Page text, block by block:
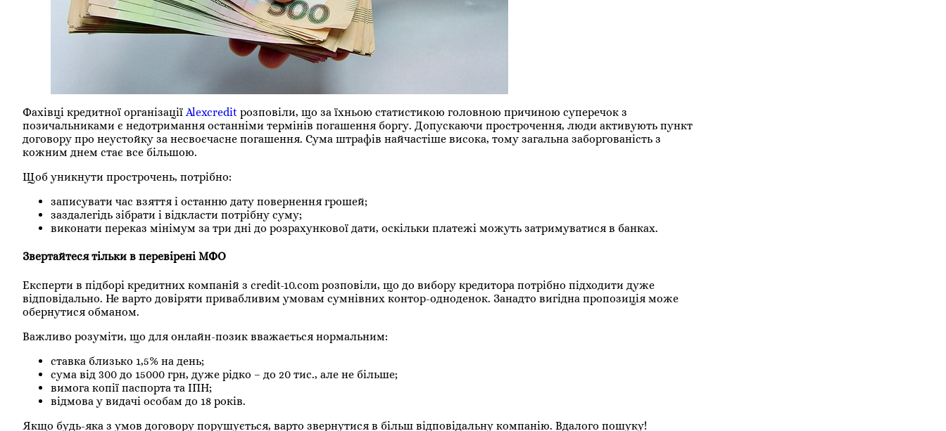
Фахівці кредитної організаціїAlexcredit розповіли, що за їхньою статистикою головною причиною суперечок з
позичальниками є недотримання останніми термінів погашення боргу. Допускаючи прострочення, люди активують пункт
договору про неустойку за несвоєчасне погашення. Сума штрафів найчастіше висока, тому загальна заборгованість з
кожним днем ​​стає все більшою.
Щоб уникнути прострочень, потрібно:
записувати час взяття і останню дату повернення грошей;
заздалегідь зібрати і відкласти потрібну суму;
виконати переказ мінімум за три дні до розрахункової дати, оскільки платежі можуть затримуватися в банках.
Звертайтеся тільки в перевірені МФО
Експерти в підборі кредитних компаній з credit-10.com розповіли, що до вибору кредитора потрібно підходити дуже
відповідально. Не варто довіряти привабливим умовам сумнівних контор-одноденок. Занадто вигідна пропозиція може
обернутися обманом.
Важливо розуміти, що для онлайн-позик вважається нормальним:
ставка близько 1,5% на день;
сума від 300 до 15000 грн, дуже рідко – до 20 тис., але не більше;
вимога копії паспорта та ІПН;
відмова у видачі особам до 18 років.
Якщо будь-яка з умов договору порушується, варто звернутися в більш відповідальну компанію. Вдалого пошуку!